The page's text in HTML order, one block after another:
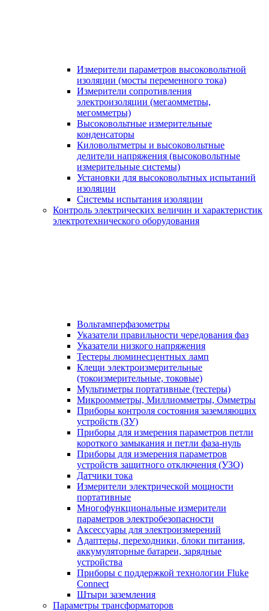
Измерители параметров высоковольтной
изоляции (мосты переменного тока)
Измерители сопротивления
электроизоляции (мегаомметры,
мегомметры)
Высоковольтные измерительные
конденсаторы
Киловольтметры и высоковольтные
делители напряжения (высоковольтные
измерительные системы)
Установки для высоковольтных испытаний
изоляции
Системы испытания изоляции
Контроль электрических величин и характеристик
электротехнического оборудования
Вольтамперфазометры
Указатели правильности чередования фаз
Указатели низкого напряжения
Тестеры люминесцентных ламп
Клещи электроизмерительные
(токоизмерительные, токовые)
Мультиметры портативные (тестеры)
Микроомметры, Миллиомметры, Омметры
Приборы контроля состояния заземляющих
устройств (ЗУ)
Приборы для измерения параметров петли
короткого замыкания и петли фаза-нуль
Приборы для измерения параметров
устройств защитного отключения (УЗО)
Датчики тока
Измерители электрической мощности
портативные
Многофункциональные измерители
параметров электробезопасности
Аксессуары для электроизмерений
Адаптеры, переходники, блоки питания,
аккумуляторные батареи, зарядные
устройства
Приборы с поддержкой технологии Fluke
Connect
Штыри заземления
Параметры трансформаторов